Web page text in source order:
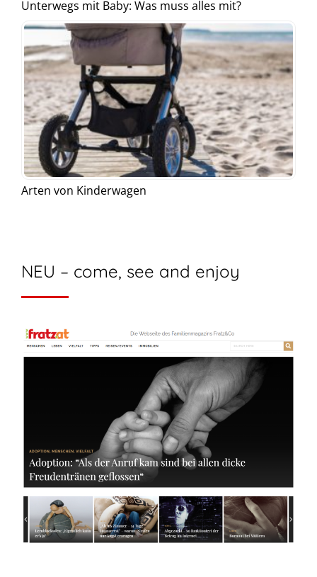
Unterwegs mit Baby: Was muss alles mit?
Arten von Kinderwagen
NEU – come, see and enjoy